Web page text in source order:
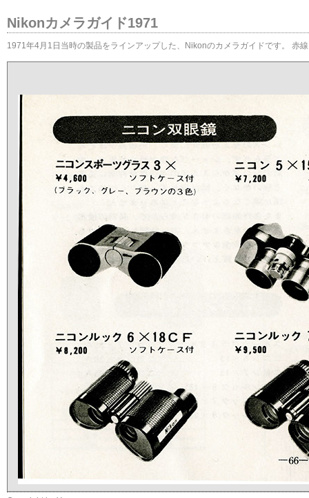
Nikonカメラガイド1971
1971年4月1日当時の製品をラインアップした、Nikonのカメラガイドです。 赤